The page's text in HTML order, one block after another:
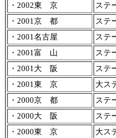
・2002東 京
ステ
・2001京 都
ステ
・2001名古屋
ステ
・2001富 山
ステ
・2001大 阪
ステ
・2001東 京
大ス
・2000京 都
ステ
・2000大 阪
ステ
・2000東 京
大ス